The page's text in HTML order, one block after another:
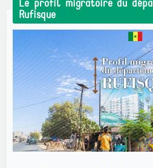
Le profil migratoire du
Rufisque